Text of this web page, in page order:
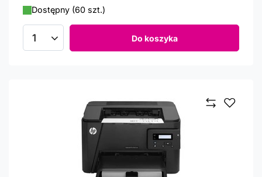
Dostępny (60 szt.)
Ilość produktów Do koszyka